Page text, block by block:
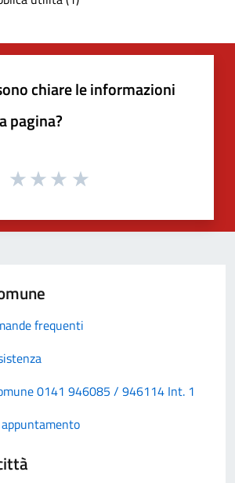
chiare le informazioni
pagina?
frequenti
0141 946085 / 946114 Int. 1